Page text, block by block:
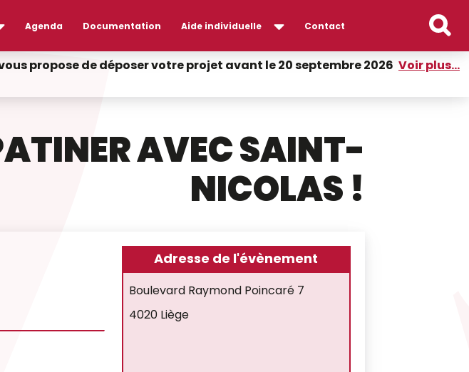
Agenda Documentation Aide individuelle Contact
propose de déposer votre projet avant le 20 septembre 2026 Voir plus...
AVEC SAINT-
NICOLAS !
Adresse de l'évènement
Boulevard Raymond Poincaré 7
4020 Liège